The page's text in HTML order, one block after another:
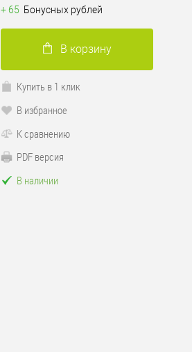
+ 65 Бонусных рублей
В корзину
Купить в 1 клик
В избранное
К сравнению
PDF версия
В наличии